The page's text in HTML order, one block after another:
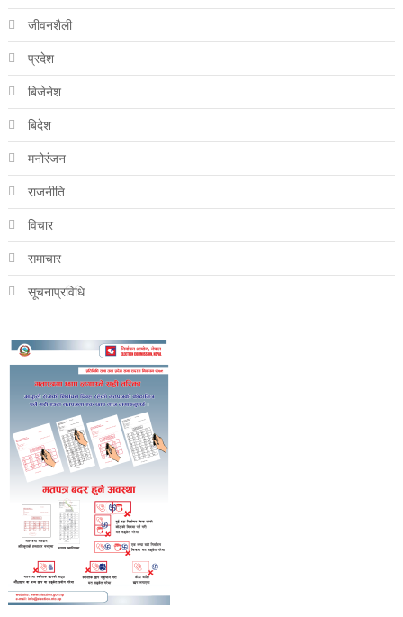
जीवनशैली
प्रदेश
बिजेनेश
बिदेश
मनोरंजन
राजनीति
विचार
समाचार
सूचनाप्रविधि